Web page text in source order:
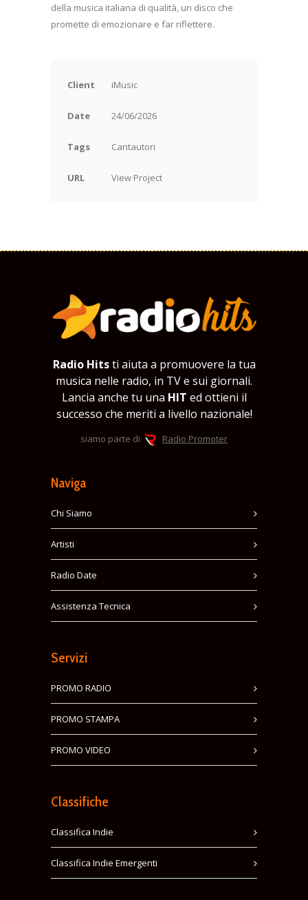
della musica italiana di qualità, un disco che
promette di emozionare e far riflettere.
Client iMusic
Date 24/06/2026
Tags Cantautori
URL View Project
Radio Hitsti aiuta a promuovere la tua
musica nelle radio, in TV e sui giornali.
Lancia anche tu una HIT ed ottieni il
successo che meriti a livello nazionale!
siamo parte di Radio Promoter
Naviga
Chi Siamo
Artisti
Radio Date
Assistenza Tecnica
Servizi
PROMO RADIO
PROMO STAMPA
PROMO VIDEO
Classifiche
Classifica Indie
Classifica Indie Emergenti